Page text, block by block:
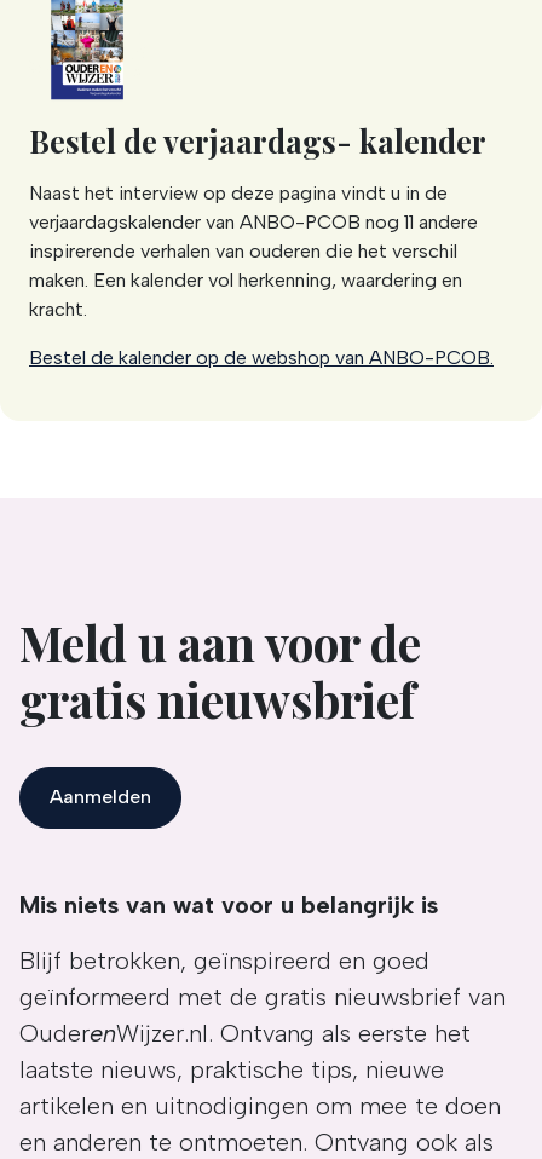
Bestel de verjaardags- kalender
Naast het interview op deze pagina vindt u in de
verjaardagskalender van ANBO-PCOB nog 11 andere
inspirerende verhalen van ouderen die het verschil
maken. Een kalender vol herkenning, waardering en
kracht.
Bestel de kalender op de webshop van ANBO-PCOB.
Meld u aan voor de
gratis nieuwsbrief
Aanmelden
Mis niets van wat voor u belangrijk is
Blijf betrokken, geïnspireerd en goed
geïnformeerd met de gratis nieuwsbrief van
OuderenWijzer.nl. Ontvang als eerste het
laatste nieuws, praktische tips, nieuwe
artikelen en uitnodigingen om mee te doen
en anderen te ontmoeten. Ontvang ook als